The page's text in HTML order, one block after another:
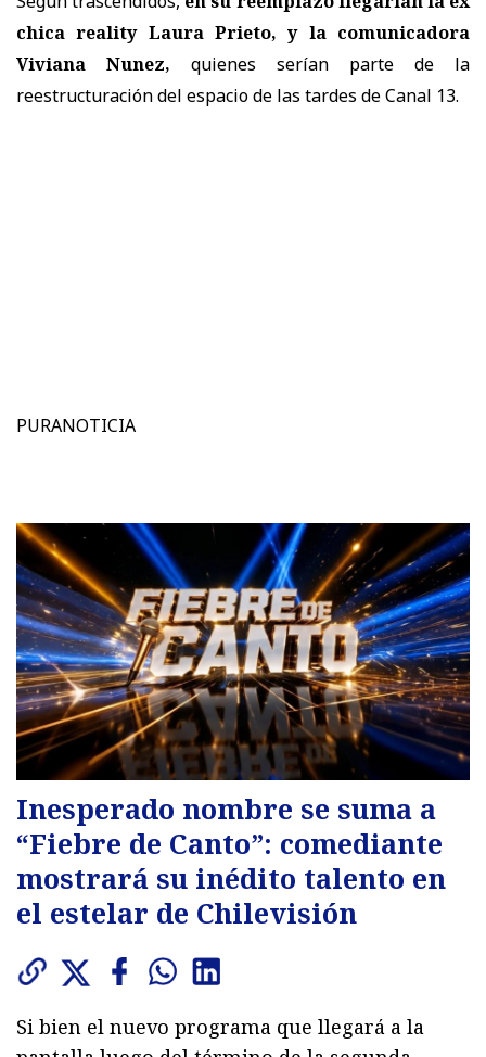
chica reality Laura Prieto, y la comunicadora
Viviana Nunez, quienes serían parte de la
reestructuración del espacio de las tardes de Canal 13.
PURANOTICIA
Inesperado nombre se suma a
“Fiebre de Canto”: comediante
mostrará su inédito talento en
el estelar de Chilevisión
Si bien el nuevo programa que llegará a la